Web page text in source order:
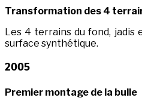
Transformation des 4
Les 4 terrains du fond, jadis
surface synthétique.
2005
Premier montage de la bulle